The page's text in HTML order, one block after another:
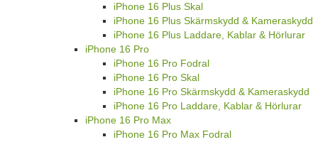
iPhone 16 Plus Skal
iPhone 16 Plus Skärmskydd & Kameraskydd
iPhone 16 Plus Laddare, Kablar & Hörlurar
iPhone 16 Pro
iPhone 16 Pro Fodral
iPhone 16 Pro Skal
iPhone 16 Pro Skärmskydd & Kameraskydd
iPhone 16 Pro Laddare, Kablar & Hörlurar
iPhone 16 Pro Max
iPhone 16 Pro Max Fodral